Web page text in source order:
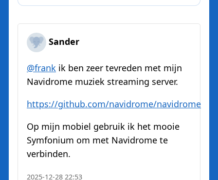
Sander
@frank ik ben zeer tevreden met mijn
Navidrome muziek streaming server.
https://github.com/navidrome/navidrome
Op mijn mobiel gebruik ik het mooie
Symfonium om met Navidrome te
verbinden.
2025-12-28 22:53